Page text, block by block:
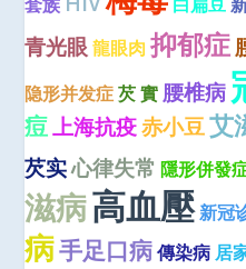
青光眼 龍眼肉 抑郁症
隐形并发症 芡 實 腰椎病
痘上海抗疫赤小豆艾
芡实心律失常 隱形併發
滋病高血壓新冠
病手足口病 傳染病 居